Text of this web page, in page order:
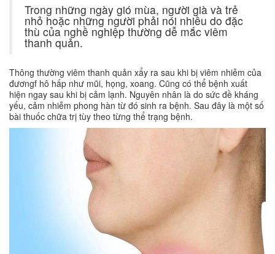
Trong những ngày gió mùa, người già và trẻ
nhỏ hoặc những người phải nói nhiều do đặc
thù của nghề nghiệp thường dễ mắc viêm
thanh quản.
Thông thường viêm thanh quản xẩy ra sau khi bị viêm nhiễm của
đươngf hô hấp như mũi, họng, xoang. Cũng có thể bệnh xuất
hiện ngay sau khi bị cảm lạnh. Nguyên nhân là do sức đề kháng
yếu, cảm nhiễm phong hàn từ đó sinh ra bệnh. Sau đây là một số
bài thuốc chữa trị tùy theo từng thể trạng bệnh.